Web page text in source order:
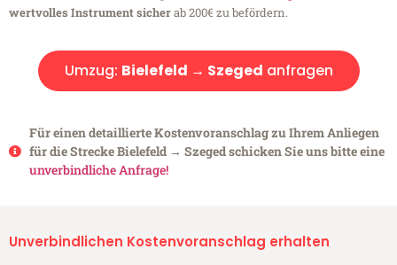
wertvolles Instrument sicherab 200€ zu befördern.
Umzug: Bielefeld → Szeged anfragen
Für einen detaillierte Kostenvoranschlag zu Ihrem Anliegen
für die Strecke Bielefeld → Szeged schicken Sie uns bitte eine
unverbindliche Anfrage!
Unverbindlichen Kostenvoranschlag erhalten